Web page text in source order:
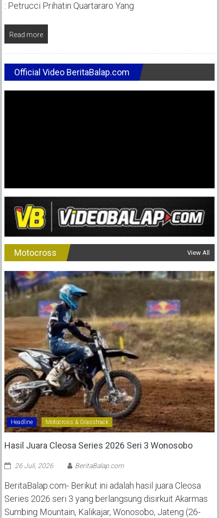
: Petrucci Prihatin Quartararo Yang
Read more
Official Video BeritaBalap.com
Motocross View All
Headline Motocross & Grasstrack
Hasil Juara Cleosa Series 2026 Seri 3 Wonosobo ‎
26 Juli, 2026 BeritaBalap.com
BeritaBalap.com- Berikut ini adalah hasil juara Cleosa
Series 2026 seri 3 yang berlangsung disirkuit Akarmas
Sumbing Mountain, Kalikajar, Wonosobo, Jateng (26-